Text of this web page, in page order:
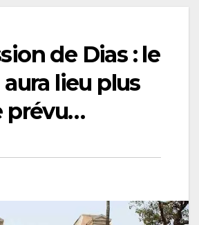
de Dias : le
lieu plus
prévu…